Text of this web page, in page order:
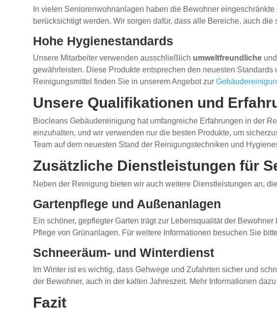
In vielen Seniorenwohnanlagen haben die Bewohner
berücksichtigt werden. Wir sorgen dafür, dass alle Bereiche, auch
Hohe Hygienestandards
Unsere Mitarbeiter verwenden ausschließlich umweltfreundliche und
gewährleisten. Diese Produkte entsprechen den neuesten
Reinigungsmittel finden Sie in unserem Angebot zur
Unsere Qualifikationen und
Biocleans Gebäudereinigung hat umfangreiche Erfahrungen in der
einzuhalten, und wir verwenden nur die besten Produkte, um
Team auf dem neuesten Stand der Reinigungstechniken und
Zusätzliche Dienstleistungen für
Neben der Reinigung bieten wir auch weitere Dienstleistungen an,
Gartenpflege und Außenanlagen
Ein schöner, gepflegter Garten trägt zur Lebensqualität der
Pflege von Grünanlagen. Für weitere Informationen besuchen Sie
Schneeräum- und Winterdienst
Im Winter ist es wichtig, dass Gehwege und Zufahrten sicher und
der Bewohner, auch in der kalten Jahreszeit. Mehr Informationen
Fazit